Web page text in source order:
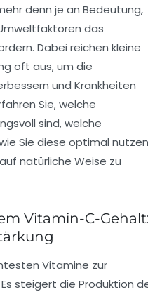
denn je an Bedeutung,
das
Dabei reichen kleine
oft aus, um die
und Krankheiten
Sie, welche
sind, welche
Sie diese optimal nutzen
natürliche Weise zu
Vitamin-C-
Vitamine zur
steigert die Produktion